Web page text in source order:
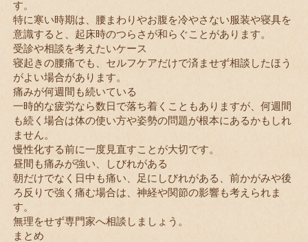
す。
特に寒い時期は、腰まわりやお腹を冷やさない服装や寝具を
意識すると、起床時のつらさが和らぐことがあります。
受診や相談を考えたいケース
寝起きの腰痛でも、セルフケアだけで済ませず相談したほう
がよい場合があります。
痛みが何週間も続いている
一時的な疲労なら数日で落ち着くこともありますが、何週間
も続く場合は体の使い方や姿勢の問題が根本にあるかもしれ
ません。
慢性化する前に一度見直すことが大切です。
昼間も痛みが強い、しびれがある
朝だけでなく日中も痛い、足にしびれがある、前かがみや後
ろ反りで強く痛む場合は、神経や関節の影響も考えられま
す。
無理をせず専門家へ相談しましょう。
まとめ